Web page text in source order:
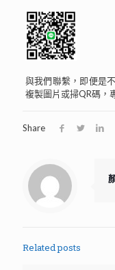
與我們聯繫，即便是
複製圖片或掃QR碼，
Share
Related posts